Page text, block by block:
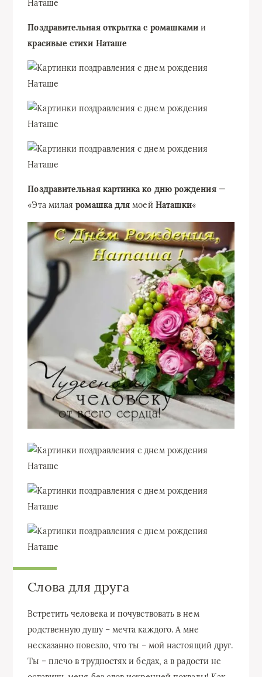
Поздравительная открытка с ромашками и
красивые стихи Наташе
Поздравительная картинка ко дню рождения—
«Эта милаяромашка для моей Наташки«
Слова для друга
Встретить человека и почувствовать в нем
родственную душу – мечта каждого. А мне
несказанно повезло, что ты – мой настоящий друг.
Ты – плечо в трудностях и бедах, а в радости не